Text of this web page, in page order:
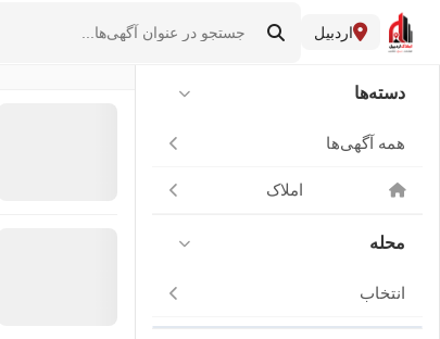
اردبیل
دسته‌ها
همه آگهی‌ها
املاک
محله
انتخاب